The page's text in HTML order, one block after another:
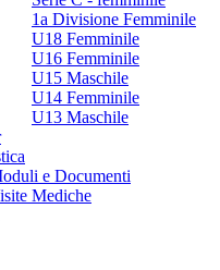
1a Divisione Femminile
U18 Femminile
U16 Femminile
U15 Maschile
U14 Femminile
U13 Maschile
e Documenti
Mediche